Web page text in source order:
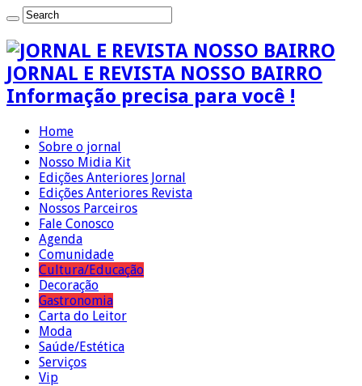
JORNAL E REVISTA NOSSO BAIRRO
Informação precisa para você !
Home
Sobre o jornal
Nosso Midia Kit
Edições Anteriores Jornal
Edições Anteriores Revista
Nossos Parceiros
Fale Conosco
Agenda
Comunidade
Cultura/Educação
Decoração
Gastronomia
Carta do Leitor
Moda
Saúde/Estética
Serviços
Vip